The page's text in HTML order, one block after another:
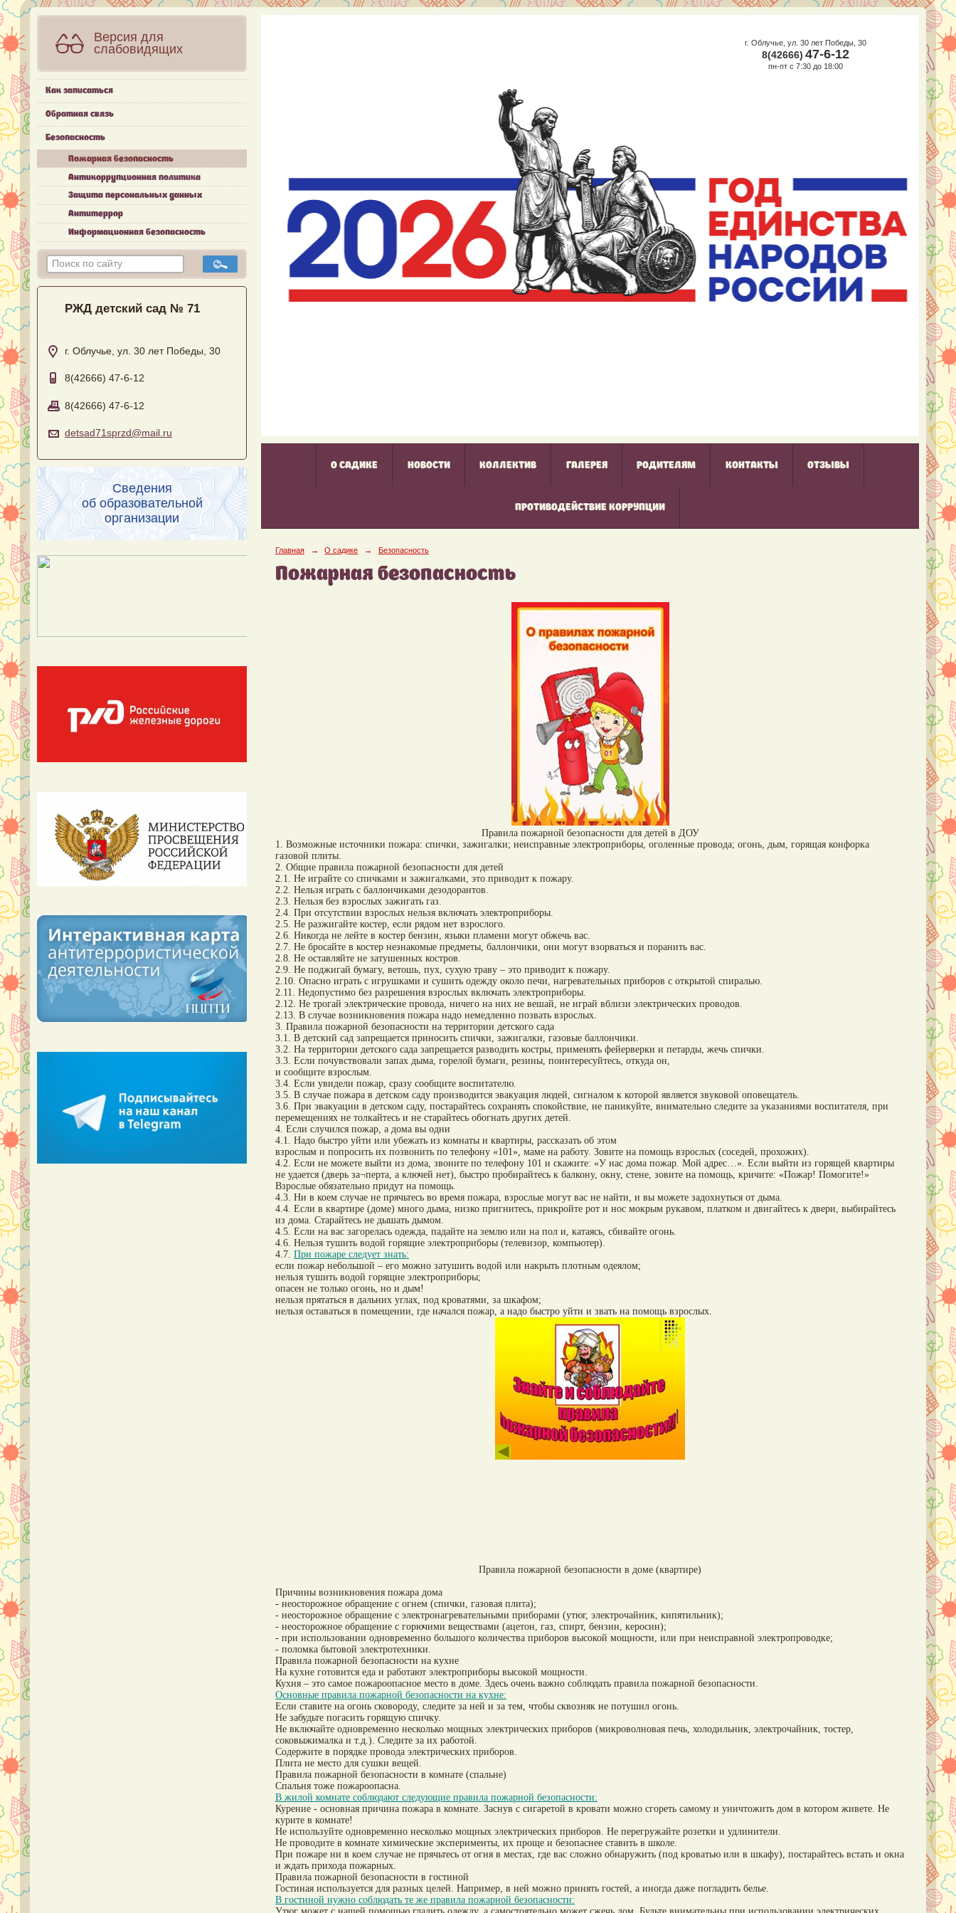
Версия для
слабовидящих
Как записаться
Обратная связь
Безопасность
Пожарная безопасность
Антикоррупционная политика
Защита персональных данных
Антитеррор
Информационная безопасность
РЖД детский сад № 71
г. Облучье, ул. 30 лет Победы, 30
8(42666) 47-6-12
8(42666) 47-6-12
detsad71sprzd@mail.ru
Сведения
об образовательной
организации
г. Облучье, ул. 30 лет Победы, 30
8(42666) 47-6-12
пн-пт с 7:30 до 18:00
О САДИКЕ НОВОСТИ КОЛЛЕКТИВ ГАЛЕРЕЯ РОДИТЕЛЯМ КОНТАКТЫ ОТЗЫВЫ
ПРОТИВОДЕЙСТВИЕ КОРРУПЦИИ
Главная → О садике → Безопасность
Пожарная безопасность
Правила пожарной безопасности для детей в ДОУ
1. Возможные источники пожара: спички, зажигалки; неисправные электроприборы, оголенные провода; огонь, дым, горящая конфорка
газовой плиты.
2. Общие правила пожарной безопасности для детей
2.1. Не играйте со спичками и зажигалками, это приводит к пожару.
2.2. Нельзя играть с баллончиками дезодорантов.
2.3. Нельзя без взрослых зажигать газ.
2.4. При отсутствии взрослых нельзя включать электроприборы.
2.5. Не разжигайте костер, если рядом нет взрослого.
2.6. Никогда не лейте в костер бензин, языки пламени могут обжечь вас.
2.7. Не бросайте в костер незнакомые предметы, баллончики, они могут взорваться и поранить вас.
2.8. Не оставляйте не затушенных костров.
2.9. Не поджигай бумагу, ветошь, пух, сухую траву – это приводит к пожару.
2.10. Опасно играть с игрушками и сушить одежду около печи, нагревательных приборов с открытой спиралью.
2.11. Недопустимо без разрешения взрослых включать электроприборы.
2.12. Не трогай электрические провода, ничего на них не вешай, не играй вблизи электрических проводов.
2.13. В случае возникновения пожара надо немедленно позвать взрослых.
3. Правила пожарной безопасности на территории детского сада
3.1. В детский сад запрещается приносить спички, зажигалки, газовые баллончики.
3.2. На территории детского сада запрещается разводить костры, применять фейерверки и петарды, жечь спички.
3.3. Если почувствовали запах дыма, горелой бумаги, резины, поинтересуйтесь, откуда он,
и сообщите взрослым.
3.4. Если увидели пожар, сразу сообщите воспитателю.
3.5. В случае пожара в детском саду производится эвакуация людей, сигналом к которой является звуковой оповещатель.
3.6. При эвакуации в детском саду, постарайтесь сохранять спокойствие, не паникуйте, внимательно следите за указаниями воспитателя, при
перемещениях не толкайтесь и не старайтесь обогнать других детей.
4. Если случился пожар, а дома вы одни
4.1. Надо быстро уйти или убежать из комнаты и квартиры, рассказать об этом
взрослым и попросить их позвонить по телефону «101», маме на работу. Зовите на помощь взрослых (соседей, прохожих).
4.2. Если не можете выйти из дома, звоните по телефону 101 и скажите: «У нас дома пожар. Мой адрес…». Если выйти из горящей квартиры
не удается (дверь за¬перта, а ключей нет), быстро пробирайтесь к балкону, окну, стене, зовите на помощь, кричите: «Пожар! Помогите!»
Взрослые обязательно придут на помощь.
4.3. Ни в коем случае не прячьтесь во время пожара, взрослые могут вас не найти, и вы можете задохнуться от дыма.
4.4. Если в квартире (доме) много дыма, низко пригнитесь, прикройте рот и нос мокрым рукавом, платком и двигайтесь к двери, выбирайтесь
из дома. Старайтесь не дышать дымом.
4.5. Если на вас загорелась одежда, падайте на землю или на пол и, катаясь, сбивайте огонь.
4.6. Нельзя тушить водой горящие электроприборы (телевизор, компьютер).
4.7. При пожаре следует знать:
если пожар небольшой – его можно затушить водой или накрыть плотным одеялом;
нельзя тушить водой горящие электроприборы;
опасен не только огонь, но и дым!
нельзя прятаться в дальних углах, под кроватями, за шкафом;
нельзя оставаться в помещении, где начался пожар, а надо быстро уйти и звать на помощь взрослых.
Правила пожарной безопасности в доме (квартире)
Причины возникновения пожара дома
- неосторожное обращение с огнем (спички, газовая плита);
- неосторожное обращение с электронагревательными приборами (утюг, электрочайник, кипятильник);
- неосторожное обращение с горючими веществами (ацетон, газ, спирт, бензин, керосин);
- при использовании одновременно большого количества приборов высокой мощности, или при неисправной электропроводке;
- поломка бытовой электротехники.
Правила пожарной безопасности на кухне
На кухне готовится еда и работают электроприборы высокой мощности.
Кухня – это самое пожароопасное место в доме. Здесь очень важно соблюдать правила пожарной безопасности.
Основные правила пожарной безопасности на кухне:
Если ставите на огонь сковороду, следите за ней и за тем, чтобы сквозняк не потушил огонь.
Не забудьте погасить горящую спичку.
Не включайте одновременно несколько мощных электрических приборов (микроволновая печь, холодильник, электрочайник, тостер,
соковыжималка и т.д.). Следите за их работой.
Содержите в порядке провода электрических приборов.
Плита не место для сушки вещей.
Правила пожарной безопасности в комнате (спальне)
Спальня тоже пожароопасна.
В жилой комнате соблюдают следующие правила пожарной безопасности:
Курение - основная причина пожара в комнате. Заснув с сигаретой в кровати можно сгореть самому и уничтожить дом в котором живете. Не
курите в комнате!
Не используйте одновременно несколько мощных электрических приборов. Не перегружайте розетки и удлинители.
Не проводите в комнате химические эксперименты, их проще и безопаснее ставить в школе.
При пожаре ни в коем случае не прячьтесь от огня в местах, где вас сложно обнаружить (под кроватью или в шкафу), постарайтесь встать и окна
и ждать прихода пожарных.
Правила пожарной безопасности в гостиной
Гостиная используется для разных целей. Например, в ней можно принять гостей, а иногда даже погладить белье.
В гостиной нужно соблюдать те же правила пожарной безопасности: